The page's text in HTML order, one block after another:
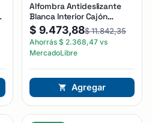
Alfombra Antideslizante
Blanca Interior Cajón
Bronzen
$ 9.473,88$11.842,35
Ahorrás $ 2.368,47vs
MercadoLibre
Agregar